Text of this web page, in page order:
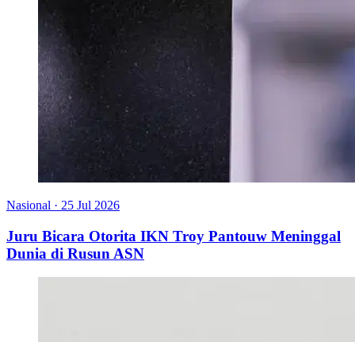
Nasional · 25 Jul 2026
Juru Bicara Otorita IKN Troy Pantouw Meninggal
Dunia di Rusun ASN